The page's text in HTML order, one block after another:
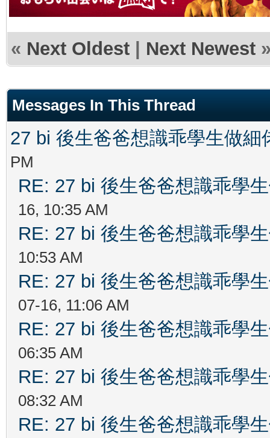
« Next Oldest | Next Newest
Messages In This Thread
27 bi 後生爸爸想識乖學生做細
PM
RE: 27 bi 後生爸爸想識乖學
16, 10:35 AM
RE: 27 bi 後生爸爸想識乖學
10:53 AM
RE: 27 bi 後生爸爸想識乖學
07-16, 11:06 AM
RE: 27 bi 後生爸爸想識乖學
06:35 AM
RE: 27 bi 後生爸爸想識乖學
08:32 AM
RE: 27 bi 後生爸爸想識乖學